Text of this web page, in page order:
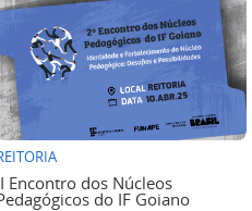
Encontro dos Núcleos
do IF Goiano